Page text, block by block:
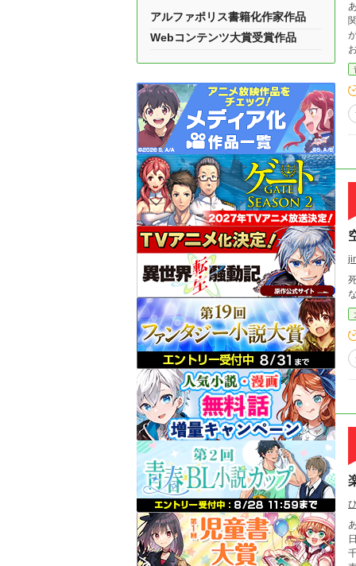
あらすじ 明の朝廷の
アルファポリス書籍化作家作品
Webコンテンツ大賞受賞作品